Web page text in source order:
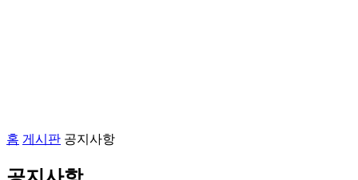
홈 게시판 공지사항